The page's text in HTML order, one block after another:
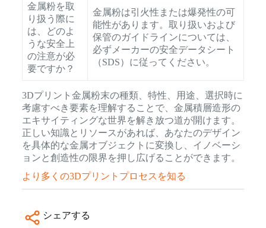
金属粉を取
り扱う際に
は、どのよ
うな安全上
の注意が必
要ですか？
金属粉は引火性または爆発性の可
能性があります。取り扱いおよび
保管のガイドラインについては、
必ずメーカーの安全データシート
（SDS）に従ってください。
3Dプリント金属粉末の種類、特性、用途、選択時に
考慮すべき要素を理解することで、金属積層造形の
エキサイティングな世界を解き放つ道が開けます。
正しい知識とリソースがあれば、あなたのデザイン
を具体的な金属オブジェクトに変換し、イノベーシ
ョンと創造性の限界を押し広げることができます。
より多くの3Dプリントプロセスを知る
シェアする